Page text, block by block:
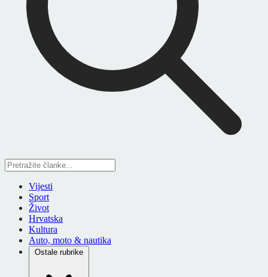
Vijesti
Sport
Život
Hrvatska
Kultura
Auto, moto & nautika
Ostale rubrike